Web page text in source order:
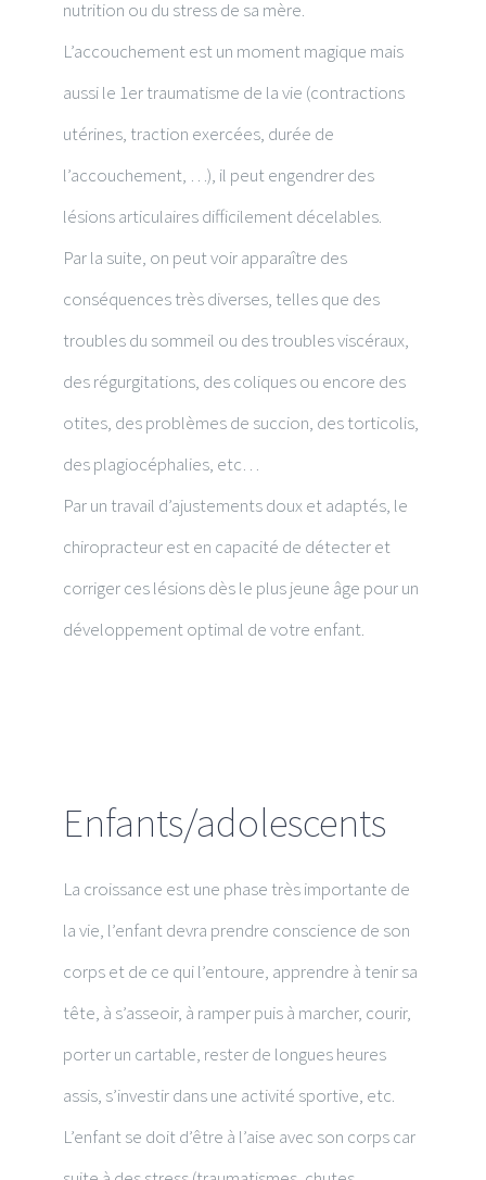
nutrition ou du stress de sa mère.
L’accouchement est un moment magique mais
aussi le 1er traumatisme de la vie (contractions
utérines, traction exercées, durée de
l’accouchement, …), il peut engendrer des
lésions articulaires difficilement décelables.
Par la suite, on peut voir apparaître des
conséquences très diverses, telles que des
troubles du sommeil ou des troubles viscéraux,
des régurgitations, des coliques ou encore des
otites, des problèmes de succion, des torticolis,
des plagiocéphalies, etc…
Par un travail d’ajustements doux et adaptés, le
chiropracteur est en capacité de détecter et
corriger ces lésions dès le plus jeune âge pour un
développement optimal de votre enfant.
Enfants/adolescents
La croissance est une phase très importante de
la vie, l’enfant devra prendre conscience de son
corps et de ce qui l’entoure, apprendre à tenir sa
tête, à s’asseoir, à ramper puis à marcher, courir,
porter un cartable, rester de longues heures
assis, s’investir dans une activité sportive, etc.
L’enfant se doit d’être à l’aise avec son corps car